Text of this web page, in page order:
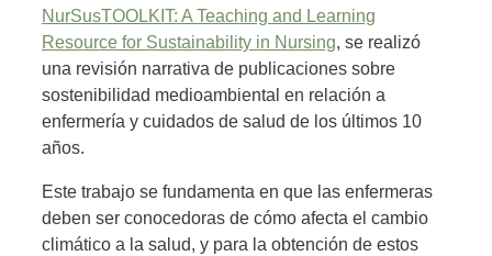
NurSusTOOLKIT: A Teaching and Learning
Resource for Sustainability in Nursing, se realizó
una revisión narrativa de publicaciones sobre
sostenibilidad medioambiental en relación a
enfermería y cuidados de salud de los últimos 10
años.
Este trabajo se fundamenta en que las enfermeras
deben ser conocedoras de cómo afecta el cambio
climático a la salud, y para la obtención de estos